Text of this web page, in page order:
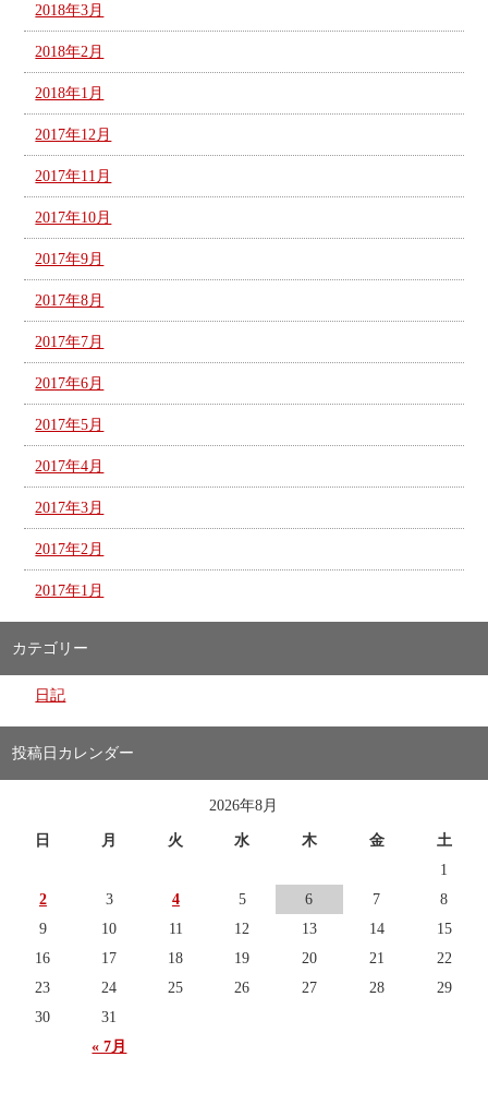
2018年3月
2018年2月
2018年1月
2017年12月
2017年11月
2017年10月
2017年9月
2017年8月
2017年7月
2017年6月
2017年5月
2017年4月
2017年3月
2017年2月
2017年1月
カテゴリー
日記
投稿日カレンダー
2026年8月
日 月 火 水 木 金 土
« 7月
1
2
3 4 5 6 7
8
9
10 11 12 13 14
15
16
17 18 19 20 21
22
23
24 25 26 27 28
29
30
31